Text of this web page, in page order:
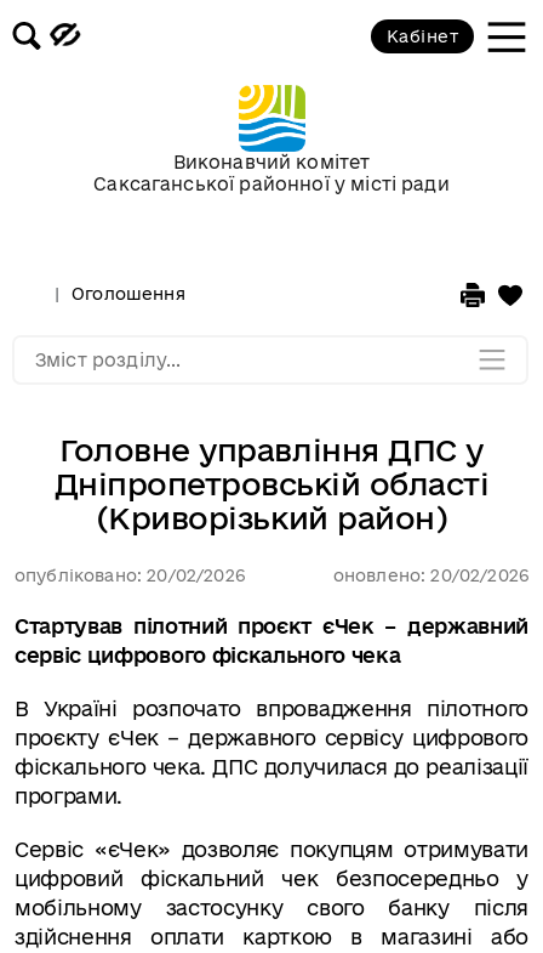
Виконавчий комітет
Саксаганської районної у місті ради
Кабінет
Оголошення
Головне управління ДПС у
Дніпропетровській області
(Криворізький район)
опубліковано: 20/02/2026 оновлено: 20/02/2026
Стартував пілотний проєкт єЧек – державний
сервіс цифрового фіскального чека
В Україні розпочато впровадження пілотного
проєкту єЧек – державного сервісу цифрового
фіскального чека. ДПС долучилася до реалізації
програми.
Сервіс «єЧек» дозволяє покупцям отримувати
цифровий фіскальний чек безпосередньо у
мобільному застосунку свого банку після
здійснення оплати карткою в магазині або
Зміст розділу...
Відеофіксація засідань постійних
комісій та пленарних засідань
районної ради